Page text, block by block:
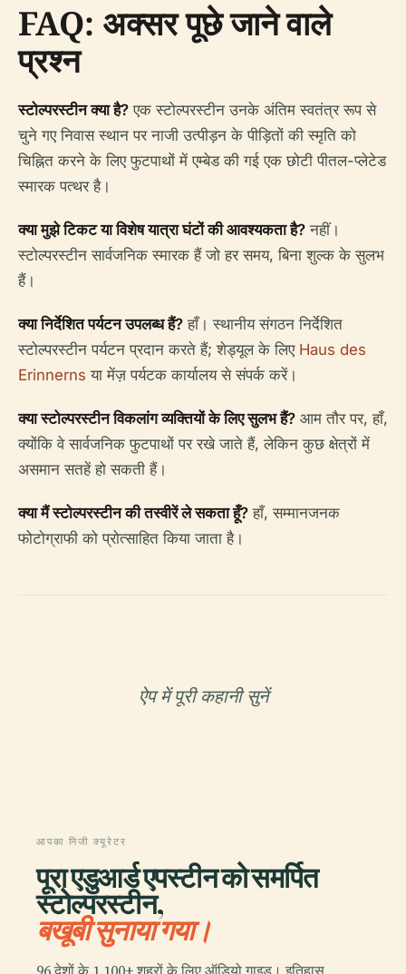
FAQ: अक्सर पूछे जाने वाले
प्रश्न
स्टोल्परस्टीन क्या है? एक स्टोल्परस्टीन उनके अंतिम स्वतंत्र रूप से
चुने गए निवास स्थान पर नाजी उत्पीड़न के पीड़ितों की स्मृति को
चिह्नित करने के लिए फुटपाथों में एम्बेड की गई एक छोटी पीतल-प्लेटेड
स्मारक पत्थर है।
क्या मुझे टिकट या विशेष यात्रा घंटों की आवश्यकता है? नहीं।
स्टोल्परस्टीन सार्वजनिक स्मारक हैं जो हर समय, बिना शुल्क के सुलभ
हैं।
क्या निर्देशित पर्यटन उपलब्ध हैं? हाँ। स्थानीय संगठन निर्देशित
स्टोल्परस्टीन पर्यटन प्रदान करते हैं; शेड्यूल के लिए Haus des
Erinnerns या मेंज़ पर्यटक कार्यालय से संपर्क करें।
क्या स्टोल्परस्टीन विकलांग व्यक्तियों के लिए सुलभ हैं? आम तौर पर, हाँ,
क्योंकि वे सार्वजनिक फुटपाथों पर रखे जाते हैं, लेकिन कुछ क्षेत्रों में
असमान सतहें हो सकती हैं।
क्या मैं स्टोल्परस्टीन की तस्वीरें ले सकता हूँ? हाँ, सम्मानजनक
फोटोग्राफी को प्रोत्साहित किया जाता है।
ऐप में पूरी कहानी सुनें
आपका निजी क्यूरेटर
पूरा एडुआर्ड एपस्टीन को समर्पित
स्टोल्परस्टीन,
बखूबी सुनाया गया।
96 देशों के 1,100+ शहरों के लिए ऑडियो गाइड। इतिहास,